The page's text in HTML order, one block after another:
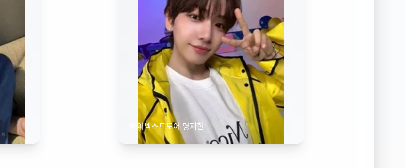
보이넥스트도어 명재현